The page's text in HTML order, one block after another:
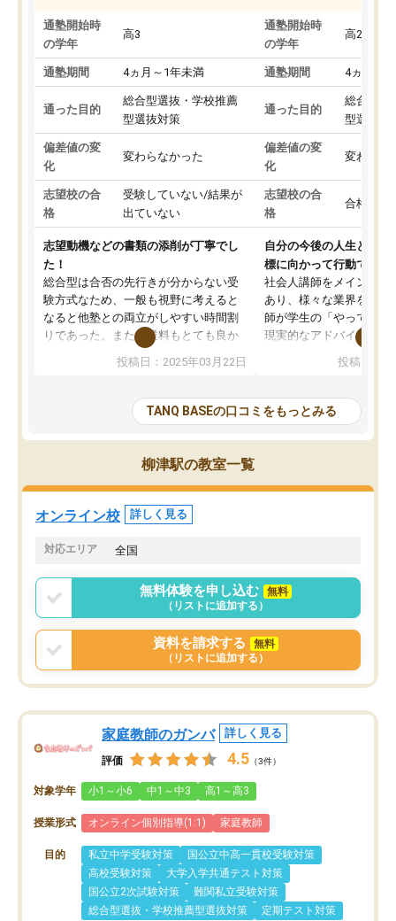
通塾開始時
の学年
高3
通塾期間 4ヵ月～1年未満
通った目的
総合型選抜・学校推薦
型選抜対策
偏差値の変
化
変わらなかった
志望校の合
格
受験していない/結果が
出ていない
志望動機などの書類の添削が丁寧でし
た！
総合型は合否の先行きが分からない受
験方式なため、一般も視野に考えると
なると他塾との両立がしやすい時間割
りであった。また授業料もとても良か
総合型の多くの塾は大学生が見ること
大学生の目だけでなく、数人の大人に
も目を通して頂ける。そのため多くの
意見を聞くことができ、より良いもの
を推敲することが可能だ。
どの人も優しく、親身に接してくださ
るのでやる気も出て、良かったで
す！！
投稿日：2025年03月22日
通塾開始時
の学年
高2
通塾期間 4ヵ月～1
通った目的
総合型選
型選抜対
偏差値の変
化
変わらな
志望校の合
格
合格した
自分の今後の人生と真剣
標に向かって行動できる
社会人講師をメインとし
あり、様々な業界を経験
師が学生の「やってみた
現実的なアドバイスを行
分野について学生知識
総合型選抜対策として志
接・小論文などの技術指
ション内容になっていま
を社会人として働いてい
標を見つける事が出来ま
投稿日：
TANQ BASEの口コミをもっとみる
柳津駅の教室一覧
オンライン校 詳しく見る
対応エリア 全国
無料体験を申し込む
無料
（リストに追加する）
資料を請求する
無料
（リストに追加する）
家庭教師のガンバ 詳しく見る
評価 4.5 （3件）
対象学年 小1～小6 中1～中3 高1～高3
授業形式 オンライン個別指導(1:1) 家庭教師
目的 私立中学受験対策
国公立中高一貫校受験対策
高校受験対策
大学入学共通テスト対策
国公立2次試験対策
難関私立受験対策
総合型選抜・学校推薦型選抜対策
定期テスト対策